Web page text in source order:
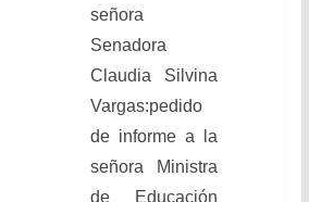
señora
Senadora
Claudia Silvina
Vargas:pedido
de informea la
señora Ministra
de Educación